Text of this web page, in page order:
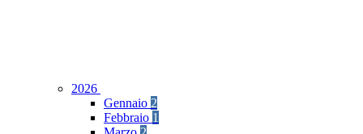
2026
Gennaio 2
Febbraio 1